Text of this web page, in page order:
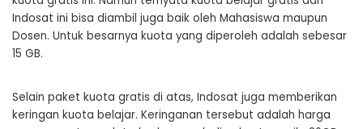
Indosat ini bisa diambil juga baik oleh Mahasiswa maupun
Dosen. Untuk besarnya kuota yang diperoleh adalah sebesar
15 GB.
Selain paket kuota gratis di atas, Indosat juga memberikan
keringan kuota belajar. Keringanan tersebut adalah harga